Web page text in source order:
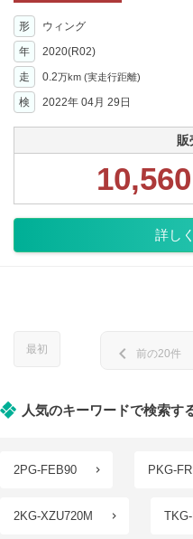
形 ウィング
年
2020(R02)
走 0.2万km (実走行距離)
検
2022年 04月 29日
詳し
最初 chevron_left 前の20件
人気のキーワードで検索す
2PG-FEB90 PKG-
2KG-XZU720M